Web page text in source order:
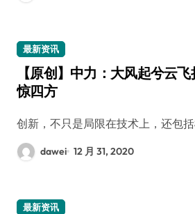
最新资讯
【原创】中力：大风起兮云
惊四方
创新，不只是局限在技术上，还包
dawei 12 月 31, 2020
最新资讯